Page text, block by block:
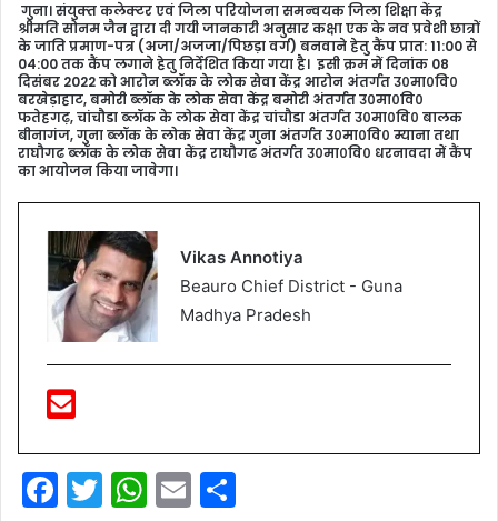
गुना। संयुक्‍त कलेक्‍टर एवं जिला परियोजना समन्‍वयक जिला शिक्षा केंद्र
श्रीमति सोनम जैन द्वारा दी गयी जानकारी अनुसार कक्षा एक के नव प्रवेशी छात्रों
के जाति प्रमाण-पत्र (अजा/अजजा/पिछड़ा वर्ग) बनवाने हेतु कैंप प्रात: 11:00 से
04:00 तक कैंप लगाने हेतु निर्देशित किया गया है। इसी क्रम में दिनांक 08
दिसंबर 2022 को आरोन ब्‍लॉक के लोक सेवा केंद्र आरोन अंतर्गत उ०मा०वि०
बरखेड़ाहाट, बमोरी ब्‍लॉक के लोक सेवा केंद्र बमोरी अंतर्गत उ०मा०वि०
फतेहगढ़, चांचौडा ब्‍लॉक के लोक सेवा केंद्र चांचौडा अंतर्गत उ०मा०वि० बालक
बीनागंज, गुना ब्‍लॉक के लोक सेवा केंद्र गुना अंतर्गत उ०मा०वि० म्‍याना तथा
राघौगढ ब्‍लॉक के लोक सेवा केंद्र राघौगढ अंतर्गत उ०मा०वि० धरनावदा में कैंप
का आयोजन किया जावेगा।
Vikas Annotiya
Beauro Chief District - Guna
Madhya Pradesh
F
T
W E